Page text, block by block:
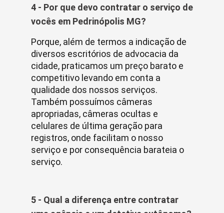
4 - Por que devo contratar o serviço de
vocês em Pedrinópolis MG?
Porque, além de termos a indicação de
diversos escritórios de advocacia da
cidade, praticamos um preço barato e
competitivo levando em conta a
qualidade dos nossos serviços.
Também possuímos câmeras
apropriadas, câmeras ocultas e
celulares de última geração para
registros, onde facilitam o nosso
serviço e por consequência barateia o
serviço.
5 - Qual a diferença entre contratar